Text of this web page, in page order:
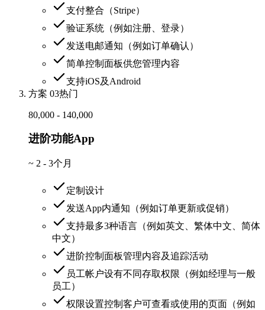
支付整合（Stripe）
验证系统（例如注册、登录）
发送电邮通知（例如订单确认）
简单控制面板供您管理内容
支持iOS及Android
方案 03热门
80,000 - 140,000
进阶功能App
~ 2 - 3个月
定制设计
发送App内通知（例如订单更新或促销）
支持最多3种语言（例如英文、繁体中文、简体
中文）
进阶控制面板管理内容及追踪活动
员工帐户设有不同存取权限（例如经理与一般
员工）
权限设置控制客户可查看或使用的页面（例如